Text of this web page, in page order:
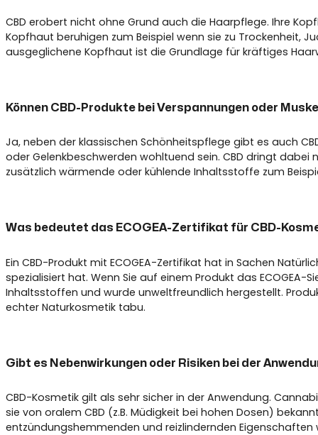
CBD erobert nicht ohne Grund auch die Haarpflege. Ihre
Kopfhaut beruhigen zum Beispiel wenn sie zu Trockenheit,
ausgeglichene Kopfhaut ist die Grundlage für kräftiges
Können CBD-Produkte bei Verspannungen oder
Ja, neben der klassischen Schönheitspflege gibt es auch
oder Gelenkbeschwerden wohltuend sein. CBD dringt
zusätzlich wärmende oder kühlende Inhaltsstoffe zum
Was bedeutet das ECOGEA-Zertifikat für CBD-
Ein CBD-Produkt mit ECOGEA-Zertifikat hat in Sachen
spezialisiert hat. Wenn Sie auf einem Produkt das
Inhaltsstoffen und wurde unweltfreundlich hergestellt.
echter Naturkosmetik tabu.
Gibt es Nebenwirkungen oder Risiken bei der
CBD-Kosmetik gilt als sehr sicher in der Anwendung.
sie von oralem CBD (z.B. Müdigkeit bei hohen Dosen)
entzündungshemmenden und reizlindernden